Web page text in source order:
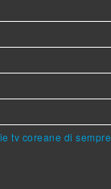
tv coreane di sempre